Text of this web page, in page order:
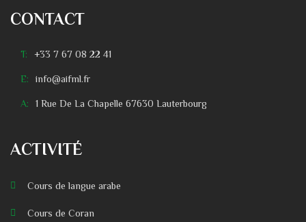
CONTACT
T: +33 7 67 08 22 41
E: info@aifml.fr
A: 1 Rue De La Chapelle 67630 Lauterbourg
ACTIVITÉ
Cours de langue arabe
Cours de Coran